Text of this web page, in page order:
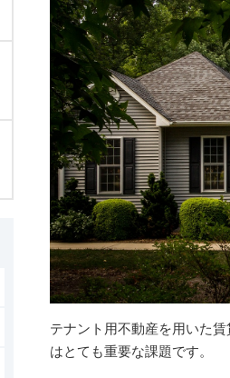
テナント用不動産を用いた
はとても重要な課題です。